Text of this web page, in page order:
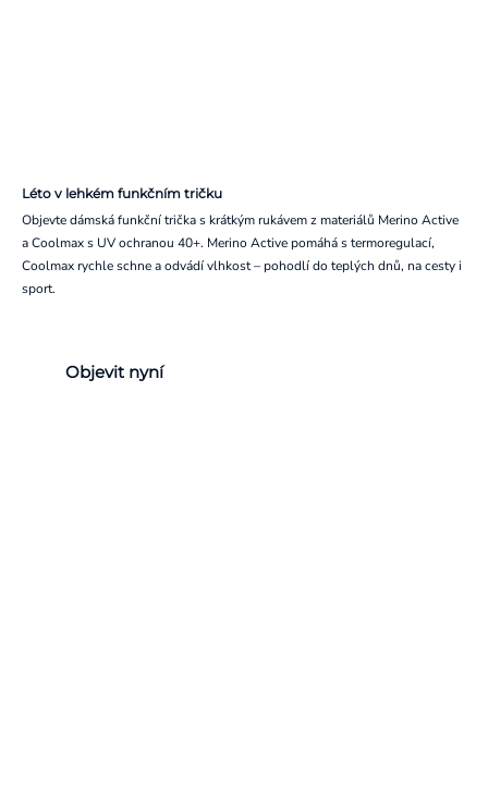
Léto v lehkém funkčním tričku
Objevte dámská funkční trička s krátkým rukávem z materiálů Merino Active
a Coolmax s UV ochranou 40+. Merino Active pomáhá s termoregulací,
Coolmax rychle schne a odvádí vlhkost – pohodlí do teplých dnů, na cesty i
sport.
Objevit nyní